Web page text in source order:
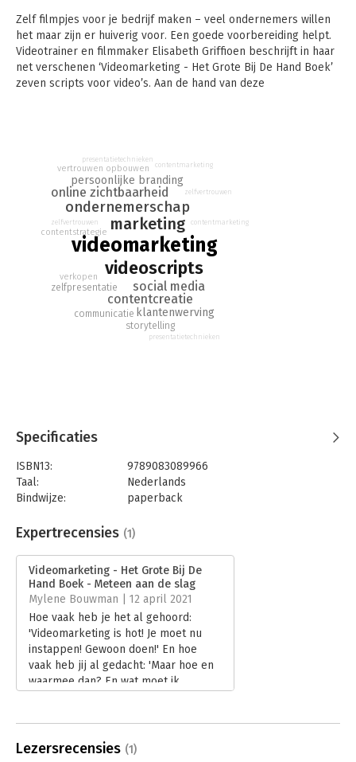
Zelf filmpjes voor je bedrijf maken – veel ondernemers willen
het maar zijn er huiverig voor. Een goede voorbereiding helpt.
Videotrainer en filmmaker Elisabeth Griffioen beschrijft in haar
net verschenen ‘Videomarketing - Het Grote Bij De Hand Boek’
zeven scripts voor video’s. Aan de hand van deze
Griffioen zet uiteen dat goede video’s niet persé flitsende of
strak gemonteerde video’s hoeven te zijn. Goed bekeken
video’s onderscheiden zich vooral door hun inhoud. Door van
tevoren de structuur en volgorde van je video te bedenken,
wordt de video leuker om naar te kijken en makkelijker om te
maken. In dit boek staan kant-en-klare videoscripts plus
uitgewerkte praktijkvoorbeelden voor zeven
veelvoorkomende ondernemerssituaties, waaronder verkoop,
contact en uitbreiden netwerk en verhogen betrokkenheid.
videomarketing
videoscripts
marketing
ondernemerschap
social media
contentcreatie
online zichtbaarheid
persoonlijke branding
klantenwerving
storytelling
zelfpresentatie
communicatie
vertrouwen opbouwen
verkopen
contentstrategie
zelfvertrouwen
presentatietechnieken
contentmarketing
zelfvertrouwen
presentatietechnieken
contentmarketing
Specificaties
ISBN13:
9789083089966
Taal:
Nederlands
Bindwijze:
paperback
Uitgever:
Elisabeth Griffioen- Het Boekenschap
Verschijningsdatum:
30-11-2020
Hoofdrubriek: Internet en social media
Expertrecensies (1)
Videomarketing - Het Grote Bij De
Hand Boek - Meteen aan de slag
Mylene Bouwman | 12 april 2021
Hoe vaak heb je het al gehoord:
'Videomarketing is hot! Je moet nu
instappen! Gewoon doen!' En hoe
vaak heb jij al gedacht: 'Maar hoe en
waarmee dan? En wat moet ik
Lezersrecensies (1)